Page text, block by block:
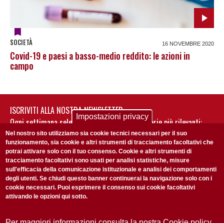
SOCIETÀ 16 NOVEMBRE 2020
Covid-19 e paesi a basso-medio reddito: le azioni in
campo
ISCRIVITI ALLA NOSTRA NEWSLETTER
Ogni settimana selezioniamo per te nostre storie più rilevanti:
non perderti gli aggiornamenti della nostra newsletter
Accetto laPrivacy Policy
Impostazioni privacy
Nel nostro sito utilizziamo sia cookie tecnici necessari per il suo
funzionamento, sia cookie e altri strumenti di tracciamento facoltativi che
potrai attivare solo con il tuo consenso. Cookie e altri strumenti di
tracciamento facoltativi sono usati per analisi statistiche, misure
sull'efficacia della comunicazione istituzionale e analisi dei comportamenti
degli utenti. Se chiudi questo banner continuerai la navigazione solo con i
cookie necessari. Puoi esprimere il consenso sui cookie facoltativi
attivando le opzioni qui sotto.